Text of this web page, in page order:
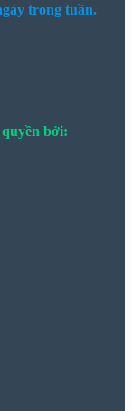
trong tuần.
bởi: